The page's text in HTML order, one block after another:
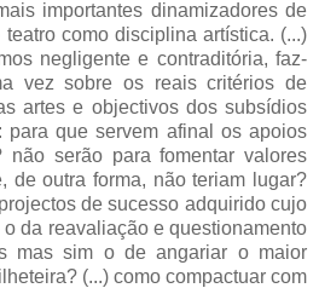
importantes dinamizadores de
como disciplina artística. (...)
negligente e contraditória, faz-
vez sobre os reais critérios de
artes e objectivos dos subsídios
para que servem afinal os apoios
não serão para fomentar valores
de outra forma, não teriam lugar?
de sucesso adquirido cujo
da reavaliação e questionamento
mas sim o de angariar o maior
(...) como compactuar com